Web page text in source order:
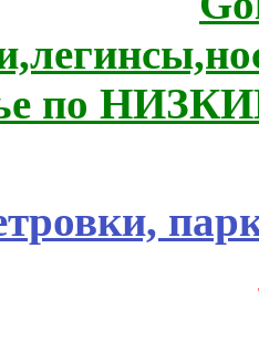
по